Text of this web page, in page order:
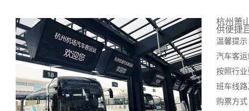
杭州萧
供便捷
温馨提示
汽车客运
按照行业
班车线
购票方式